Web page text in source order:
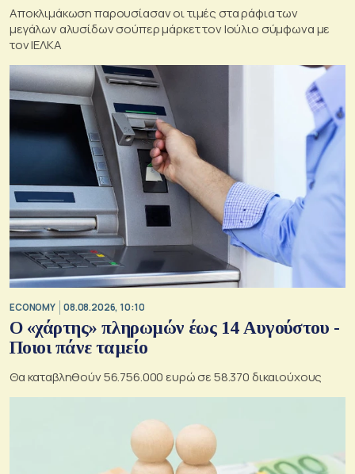
Αποκλιμάκωση παρουσίασαν οι τιμές στα ράφια των
μεγάλων αλυσίδων σούπερ μάρκετ τον Ιούλιο σύμφωνα με
τον ΙΕΛΚΑ
ECONOMY 08.08.2026, 10:10
Ο «χάρτης» πληρωμών έως 14 Αυγούστου -
Ποιοι πάνε ταμείο
Θα καταβληθούν 56.756.000 ευρώ σε 58.370 δικαιούχους